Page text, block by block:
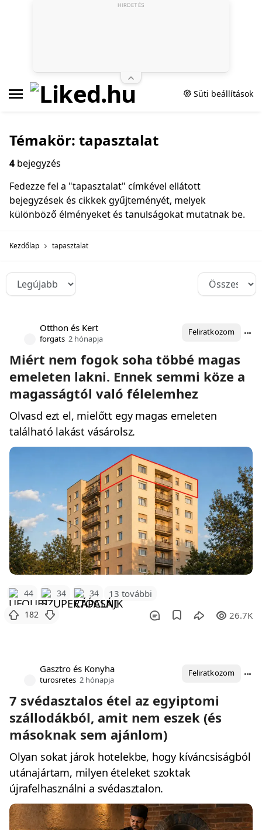
Süti beállítások
Témakör: tapasztalat
4 bejegyzés
Fedezze fel a "tapasztalat" címkével ellátott
bejegyzések és cikkek gyűjteményét, melyek
különböző élményeket és tanulságokat mutatnak be.
Kezdőlap tapasztalat
Otthon és Kert
forgats 2 hónapja
Feliratkozom
Miért nem fogok soha többé magas
emeleten lakni. Ennek semmi köze a
magasságtól való félelemhez
Olvasd ezt el, mielőtt egy magas emeleten
található lakást vásárolsz.
44 34 34 13 további
182 26.7K
Gasztro és Konyha
turosretes 2 hónapja
Feliratkozom
7 svédasztalos étel az egyiptomi
szállodákból, amit nem eszek (és
másoknak sem ajánlom)
Olyan sokat járok hotelekbe, hogy kíváncsiságból
utánajártam, milyen ételeket szoktak
újrafelhasználni a svédasztalon.
HIRDETÉS